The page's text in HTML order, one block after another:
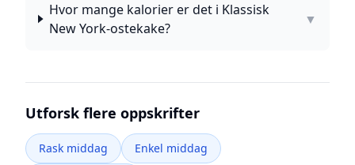
Hvor mange kalorier er det i Klassisk
New York-ostekake?
▼
Utforsk flere oppskrifter
Rask middag
Enkel middag